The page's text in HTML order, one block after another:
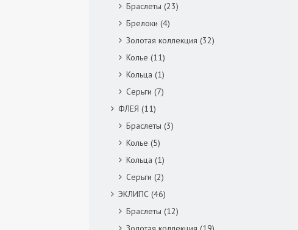
Браслеты (23)
Брелоки (4)
Золотая коллекция (32)
Колье (11)
Кольца (1)
Серьги (7)
ФЛЕЯ (11)
Браслеты (3)
Колье (5)
Кольца (1)
Серьги (2)
ЭКЛИПС (46)
Браслеты (12)